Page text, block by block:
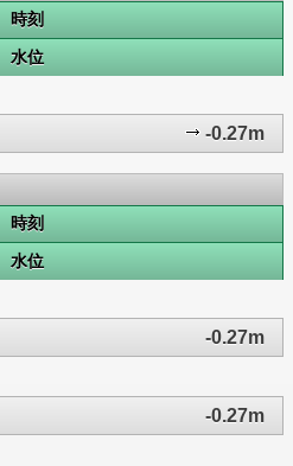
時刻
水位
-0.27m
時刻
水位
-0.27m
-0.27m